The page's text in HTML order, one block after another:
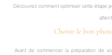
Découvrez comment optimiser cette étape
Choisir le bon
Avant de commencer la préparation de